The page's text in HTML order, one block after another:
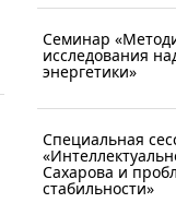
Семинар
исследования
энергетики»
Специальная
Сахарова и
стабильности»